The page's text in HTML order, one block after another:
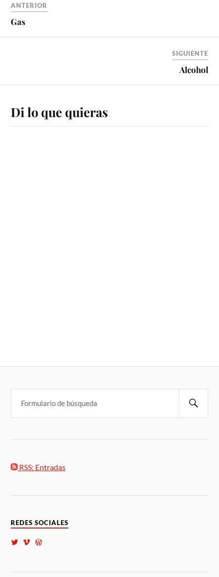
ANTERIOR
Gas
SIGUIENTE
Alcohol
Di lo que quieras
RSS: Entradas
REDES SOCIALES